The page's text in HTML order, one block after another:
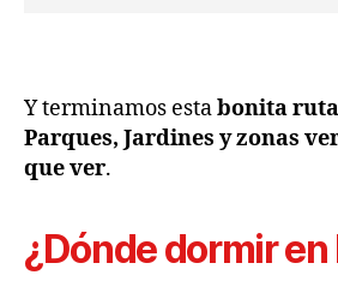
Y terminamos estabonita
Parques, Jardines y zonas
que ver.
¿Dónde dormir en